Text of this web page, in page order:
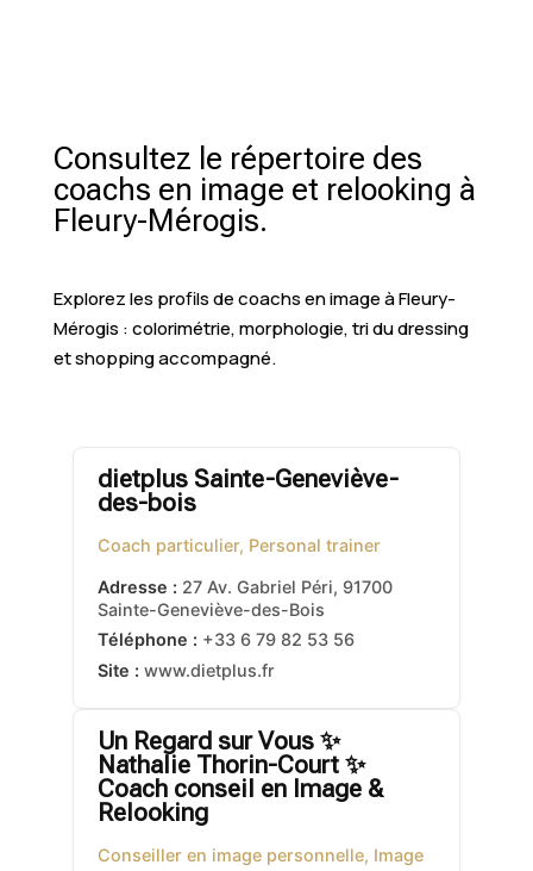
Consultez le répertoire des
coachs en image et relooking à
Fleury-Mérogis.
Explorez les profils de coachs en image à Fleury-
Mérogis : colorimétrie, morphologie, tri du dressing
et shopping accompagné.
dietplus Sainte-Geneviève-
des-bois
Coach particulier, Personal trainer
Adresse : 27 Av. Gabriel Péri, 91700
Sainte-Geneviève-des-Bois
Téléphone : +33 6 79 82 53 56
Site : www.dietplus.fr
Un Regard sur Vous ✨
Nathalie Thorin-Court ✨
Coach conseil en Image &
Relooking
Conseiller en image personnelle, Image